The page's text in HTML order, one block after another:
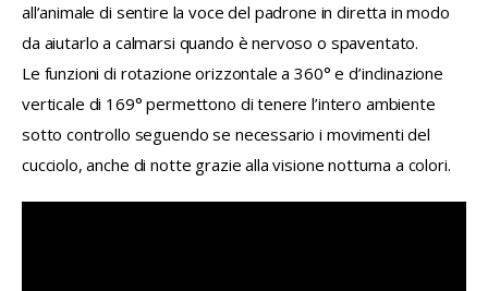
all’animale di sentire la voce del padrone in diretta in modo
da aiutarlo a calmarsi quando è nervoso o spaventato.
Le funzioni di rotazione orizzontale a 360° e d’inclinazione
verticale di 169° permettono di tenere l’intero ambiente
sotto controllo seguendo se necessario i movimenti del
cucciolo, anche di notte grazie alla visione notturna a colori.